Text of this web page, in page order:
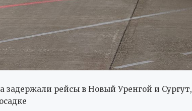
задержали рейсы в Новый Уренгой и Сургут,